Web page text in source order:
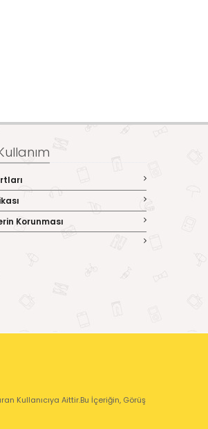
Korunması
Kullanıcıya Aittir.Bu İçeriğin, Görüş